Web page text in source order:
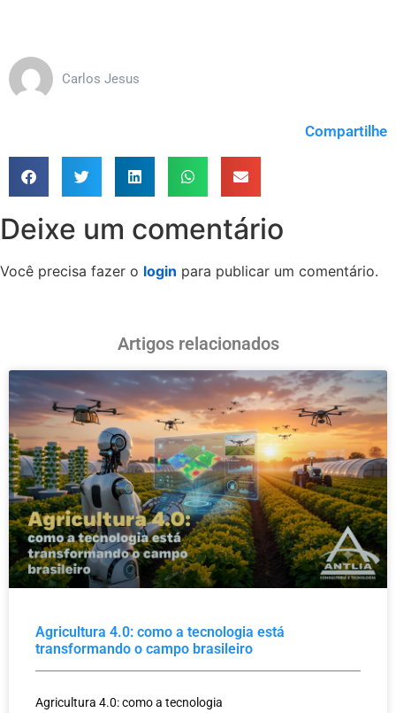
Carlos Jesus
Compartilhe
Deixe um comentário
Você precisa fazer o login para publicar um comentário.
Artigos relacionados
Agricultura 4.0: como a tecnologia está
transformando o campo brasileiro
Agricultura 4.0: como a tecnologia